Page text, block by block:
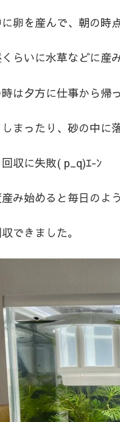
卵を産んで、朝の時
らいに水草などに産
は夕方に仕事から帰
まったり、砂の中に
収に失敗( p_q)ｴ-ﾝ
み始めると毎日のよ
できました。